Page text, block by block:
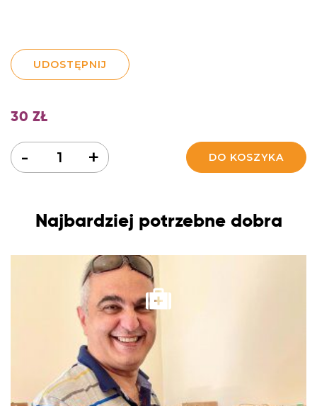
UDOSTĘPNIJ
30 ZŁ
Ilość +
- DO KOSZYKA
Najbardziej potrzebne dobra